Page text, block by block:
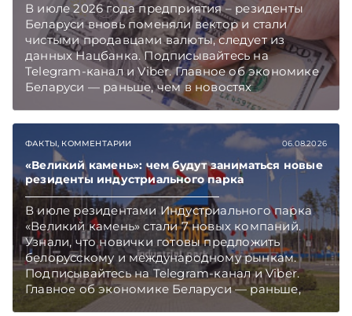
В июле 2026 года предприятия – резиденты
Беларуси вновь поменяли вектор и стали
чистыми продавцами валюты, следует из
данных Нацбанка. Подписывайтесь на
Telegram‑канал и Viber. Главное об экономике
Беларуси — раньше, чем в новостях
ФАКТЫ, КОММЕНТАРИИ 06.08.2026
«Великий камень»: чем будут заниматься новые
резиденты индустриального парка
В июле резидентами Индустриального парка
«Великий камень» стали 7 новых компаний.
Узнали, что новички готовы предложить
белорусскому и международному рынкам.
Подписывайтесь на Telegram‑канал и Viber.
Главное об экономике Беларуси — раньше,
чем в новостях TelegramViber